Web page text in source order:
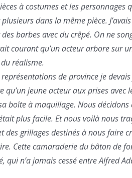
à costumes et les personnages
dans la même pièce.
barbes avec du crêpé. On ne
courant qu’un acteur arbore sur
réalisme.
de province je
qu’un jeune acteur aux prises
boîte à maquillage. Nous décidons
plus facile. Et nous voilà nous
des grillages destinés à nous faire
Cette camaraderie du bâton de
qui n’a jamais cessé entre Alfred